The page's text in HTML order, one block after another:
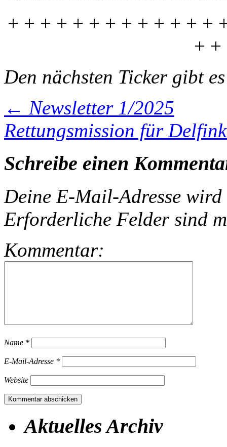
+ + + + + + + + + + + + +
+ +
Den nächsten Ticker gibt
← Newsletter 1/2025
Rettungsmission für
Schreibe einen
Deine E-Mail-Adresse
Erforderliche Felder sind
Kommentar:
Name *
E-Mail-Adresse *
Website
Aktuelles Archiv